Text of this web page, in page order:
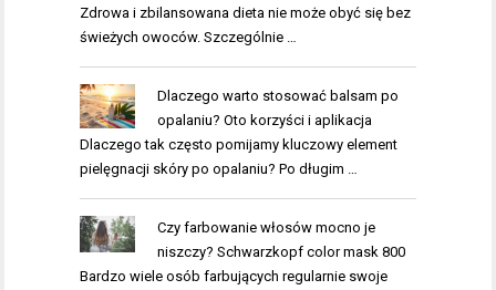
Zdrowa i zbilansowana dieta nie może obyć się bez
świeżych owoców. Szczególnie …
Dlaczego warto stosować balsam po
opalaniu? Oto korzyści i aplikacja
Dlaczego tak często pomijamy kluczowy element
pielęgnacji skóry po opalaniu? Po długim …
Czy farbowanie włosów mocno je
niszczy? Schwarzkopf color mask 800
Bardzo wiele osób farbujących regularnie swoje